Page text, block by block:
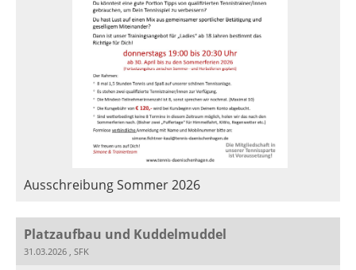
Ausschreibung Sommer 2026
Platzaufbau und Kuddelmuddel
31.03.2026 , SFK